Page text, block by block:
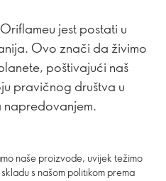
jest postati u
Ovo znači da živimo
poštivajući naš
pravičnog društva u
napredovanjem.
naše proizvode, uvijek težimo
s našom politikom prema